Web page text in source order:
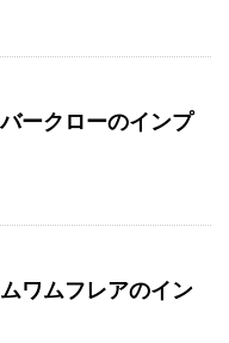
ークローのインプ
ワムフレアのイン